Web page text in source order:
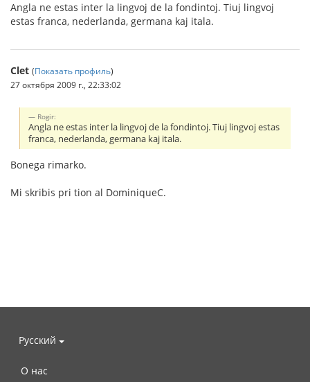
Angla ne estas inter la lingvoj de la fondintoj. Tiuj lingvoj
estas franca, nederlanda, germana kaj itala.
Clet (Показать профиль)
27 октября 2009 г., 22:33:02
Rogir:
Angla ne estas inter la lingvoj de la fondintoj. Tiuj lingvoj estas
franca, nederlanda, germana kaj itala.
Bonega rimarko.
Mi skribis pri tion al DominiqueC.
Русский
О нас